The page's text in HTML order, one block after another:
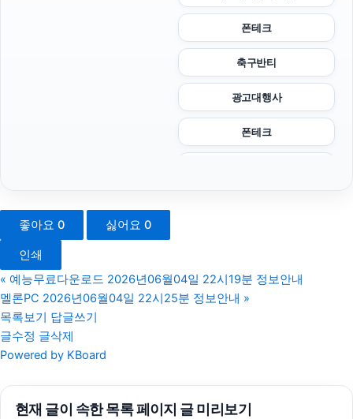
폰테크
축구반티
광고대행사
폰테크
휴대폰성지
동작구하수구막힘
좋아요 0 싫어요 0
인쇄
« 예능무료다운로드 2026년06월04일 22시19분 정보안내
멜론PC 2026년06월04일 22시25분 정보안내 »
목록보기 답글쓰기
글수정 글삭제
Powered by KBoard
현재 글이 속한 목록 페이지 글 미리보기